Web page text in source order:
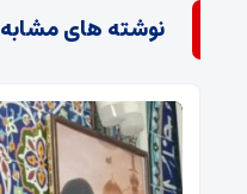
نوشته های مشابه